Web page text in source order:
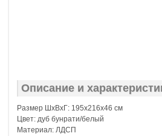
Описание и
Размер ШхВхГ: 195х216х46 см
Цвет: дуб бунрати/белый
Материал: ЛДСП